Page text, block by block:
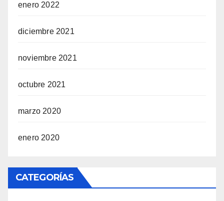
enero 2022
diciembre 2021
noviembre 2021
octubre 2021
marzo 2020
enero 2020
CATEGORÍAS